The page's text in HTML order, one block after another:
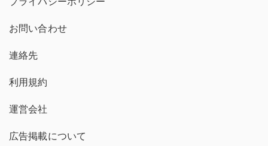
お問い合わせ
連絡先
利用規約
運営会社
広告掲載について